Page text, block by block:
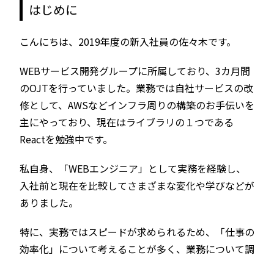
はじめに
こんにちは、2019年度の新入社員の佐々木です。
WEBサービス開発グループに所属しており、3カ月間
のOJTを行っていました。業務では自社サービスの改
修として、AWSなどインフラ周りの構築のお手伝いを
主にやっており、現在はライブラリの１つである
Reactを勉強中です。
私自身、「WEBエンジニア」として実務を経験し、
入社前と現在を比較してさまざまな変化や学びなどが
ありました。
特に、実務ではスピードが求められるため、「仕事の
効率化」について考えることが多く、業務について調